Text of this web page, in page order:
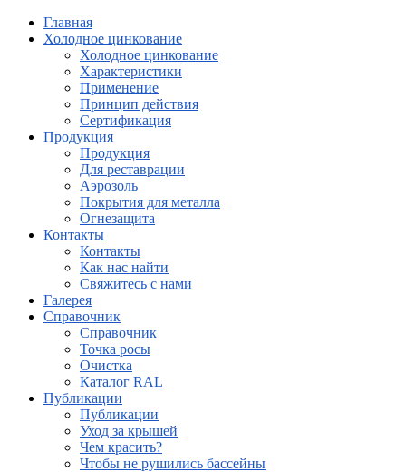
Главная
Холодное цинкование
Холодное цинкование
Характеристики
Применение
Принцип действия
Сертификация
Продукция
Продукция
Для реставрации
Аэрозоль
Покрытия для металла
Огнезащита
Контакты
Контакты
Как нас найти
Свяжитесь с нами
Галерея
Справочник
Справочник
Точка росы
Очистка
Каталог RAL
Публикации
Публикации
Уход за крышей
Чем красить?
Чтобы не рушились бассейны